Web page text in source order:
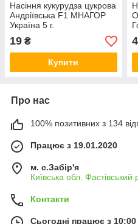
Насіння кукурудза цукрова
Андріївська F1 МНАГОР
Україна 5 г.
19 ₴
Купити
Про нас
100% позитивних з 134
Працює з 19.01.2020
м. с.Забір'я
Київська обл. Фастівський
Контакти
Сьогодні працює з